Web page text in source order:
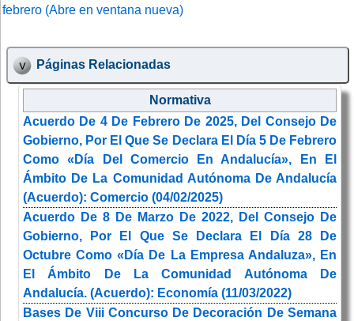
febrero (Abre en ventana nueva)
Páginas Relacionadas
Normativa
Acuerdo De 4 De Febrero De 2025, Del Consejo De
Gobierno, Por El Que Se Declara El Día 5 De Febrero
Como «Día Del Comercio En Andalucía», En El
Ámbito De La Comunidad Autónoma De Andalucía
(Acuerdo): Comercio (04/02/2025)
Acuerdo De 8 De Marzo De 2022, Del Consejo De
Gobierno, Por El Que Se Declara El Día 28 De
Octubre Como «Día De La Empresa Andaluza», En
El Ámbito De La Comunidad Autónoma De
Andalucía. (Acuerdo): Economía (11/03/2022)
Bases De Viii Concurso De Decoración De Semana